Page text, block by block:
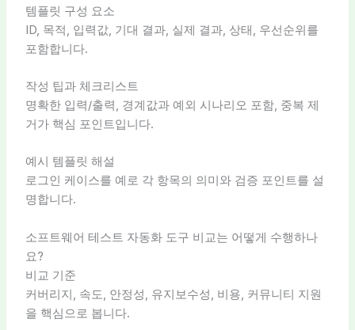
템플릿 구성 요소
ID, 목적, 입력값, 기대 결과, 실제 결과, 상태, 우선순위를
포함합니다.
작성 팁과 체크리스트
명확한 입력/출력, 경계값과 예외 시나리오 포함, 중복 제
거가 핵심 포인트입니다.
예시 템플릿 해설
로그인 케이스를 예로 각 항목의 의미와 검증 포인트를 설
명합니다.
소프트웨어 테스트 자동화 도구 비교는 어떻게 수행하나
요?
비교 기준
커버리지, 속도, 안정성, 유지보수성, 비용, 커뮤니티 지원
을 핵심으로 봅니다.